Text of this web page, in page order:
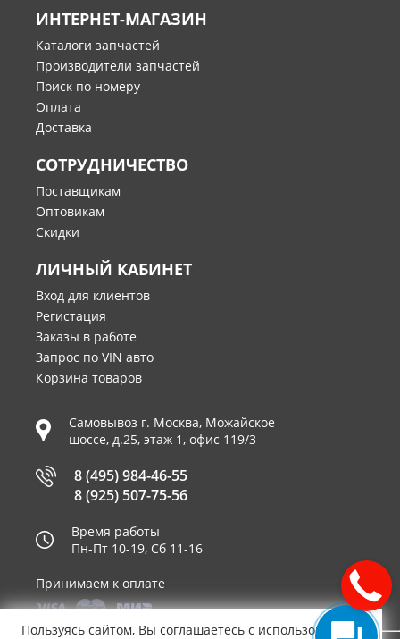
ИНТЕРНЕТ-МАГАЗИН
Каталоги запчастей
Производители запчастей
Поиск по номеру
Оплата
Доставка
СОТРУДНИЧЕСТВО
Поставщикам
Оптовикам
Скидки
ЛИЧНЫЙ КАБИНЕТ
Вход для клиентов
Регистация
Заказы в работе
Запрос по VIN авто
Корзина товаров
Самовывоз г. Москва, Можайское
шоссе, д.25, этаж 1, офис 119/3
8 (495) 984-46-55
8 (925) 507-75-56
Время работы
Пн-Пт 10-19, Сб 11-16
Принимаем к оплате
Пользуясь сайтом, Вы соглашаетесь с использованием